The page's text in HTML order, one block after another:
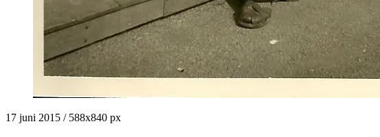
17 juni 2015 /588x840 px